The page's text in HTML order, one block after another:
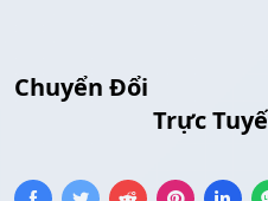
Chuyển Đổi
Trực